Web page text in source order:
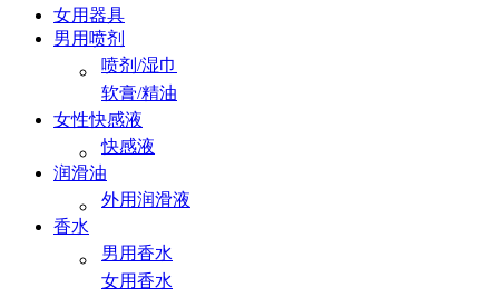
女用器具
男用喷剂
喷剂/湿巾
软膏/精油
女性快感液
快感液
润滑油
外用润滑液
香水
男用香水
女用香水